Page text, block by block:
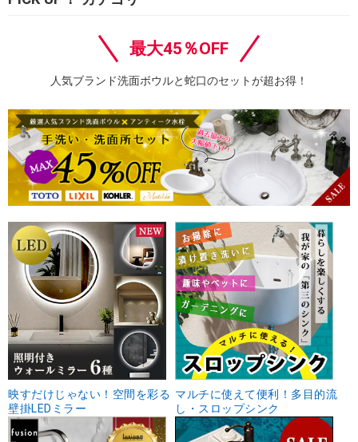
最大45％OFF
人気ブランド洗面ボウルと蛇口のセットが超お得！
映すだけじゃない！空間を彩る
壁掛LEDミラー
マルチに使えて便利！多目的流
し・スロップシンク